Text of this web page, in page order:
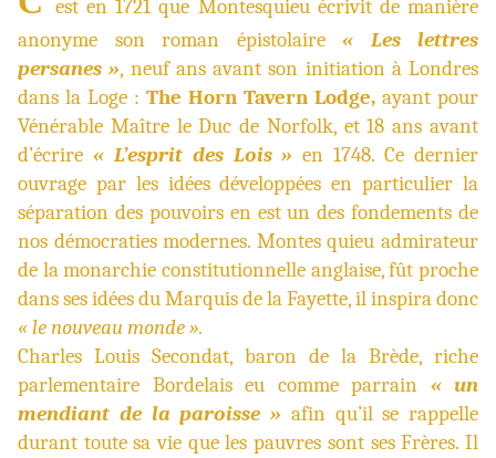
est en 1721 que Montesquieu écrivit de manière
anonyme son roman épistolaire « Les lettres
persanes », neuf ans avant son initiation à Londres
dans la Loge : The Horn Tavern Lodge, ayant pour
Vénérable Maître le Duc de Norfolk, et 18 ans avant
d’écrire « L’esprit des Lois » en 1748. Ce dernier
ouvrage par les idées développées en particulier la
séparation des pouvoirs en est un des fondements de
nos démocraties modernes. Montes quieu admirateur
de la monarchie constitutionnelle anglaise, fût proche
dans ses idées du Marquis de la Fayette, il inspira donc
« le nouveau monde ».
Charles Louis Secondat, baron de la Brède, riche
parlementaire Bordelais eu comme parrain « un
mendiant de la paroisse » afin qu’il se rappelle
durant toute sa vie que les pauvres sont ses Frères. Il